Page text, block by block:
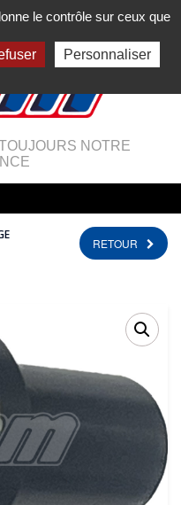
NOTRE
RETOUR
le contrôle sur ceux que
Personnaliser